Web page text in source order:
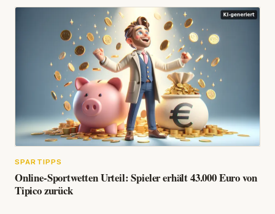
SPARTIPPS
Online-Sportwetten Urteil: Spieler erhält 43.000 Euro von
Tipico zurück